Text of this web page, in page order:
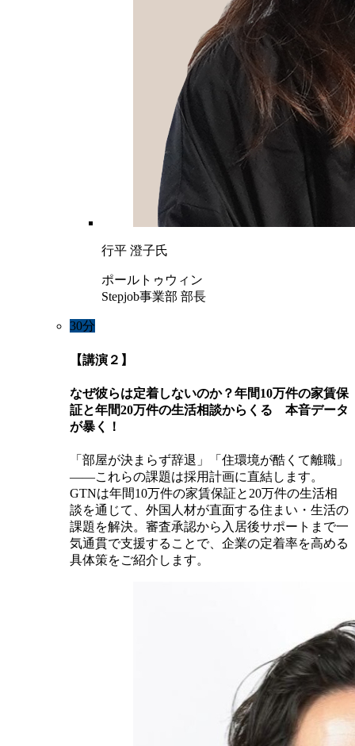
行平 澄子氏
ポールトゥウィン
Stepjob事業部 部長
30分
【講演２】
なぜ彼らは定着しないのか？年間10万件の家賃保
証と年間20万件の生活相談からくる 本音データ
が暴く！
「部屋が決まらず辞退」「住環境が酷くて離職」
――これらの課題は採用計画に直結します。
GTNは年間10万件の家賃保証と20万件の生活相
談を通じて、外国人材が直面する住まい・生活の
課題を解決。審査承認から入居後サポートまで一
気通貫で支援することで、企業の定着率を高める
具体策をご紹介します。